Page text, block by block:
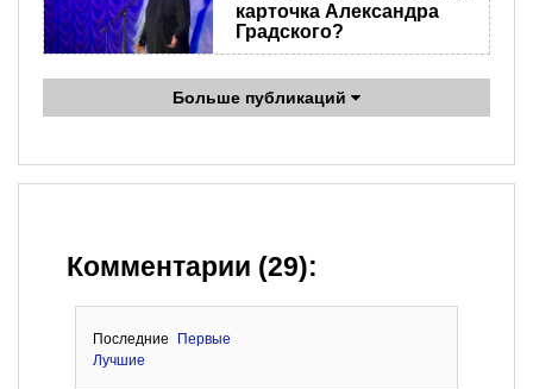
карточка Александра
Градского?
Больше публикаций
Комментарии (29):
Последние
Первые
Лучшие